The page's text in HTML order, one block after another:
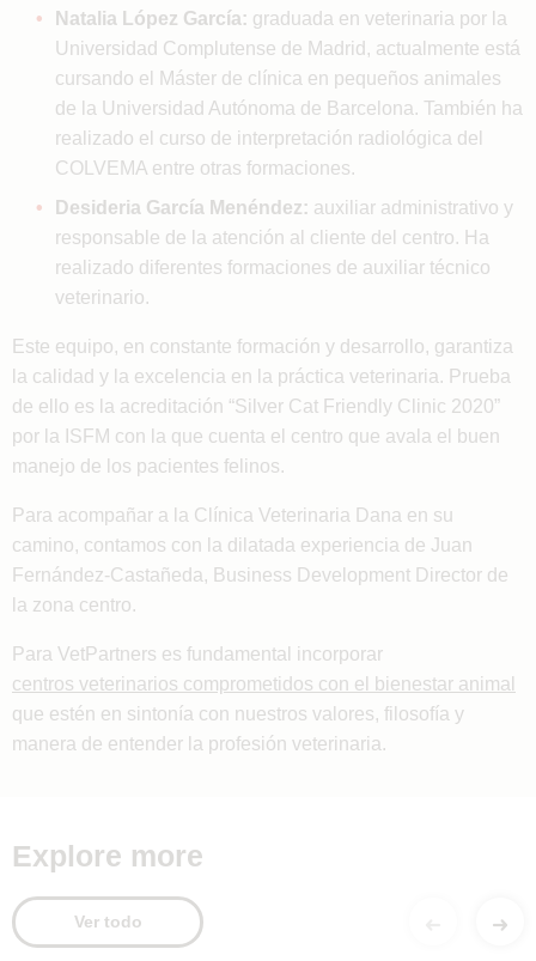
Natalia López García: graduada en veterinaria por la
Universidad Complutense de Madrid, actualmente está
cursando el Máster de clínica en pequeños animales
de la Universidad Autónoma de Barcelona. También ha
realizado el curso de interpretación radiológica del
COLVEMA entre otras formaciones.
Desideria García Menéndez: auxiliar administrativo y
responsable de la atención al cliente del centro. Ha
realizado diferentes formaciones de auxiliar técnico
veterinario.
Este equipo, en constante formación y desarrollo, garantiza
la calidad y la excelencia en la práctica veterinaria. Prueba
de ello es la acreditación “Silver Cat Friendly Clinic 2020”
por la ISFM con la que cuenta el centro que avala el buen
manejo de los pacientes felinos.
Para acompañar a la Clínica Veterinaria Dana en su
camino, contamos con la dilatada experiencia de Juan
Fernández-Castañeda, Business Development Director de
la zona centro.
Para VetPartners es fundamental incorporar
centros veterinarios comprometidos con el bienestar animal
que estén en sintonía con nuestros valores, filosofía y
manera de entender la profesión veterinaria.
Explore more
Ver todo